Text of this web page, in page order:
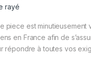
rayé
piece est minutieusement
en France afin de
répondre à toutes vos